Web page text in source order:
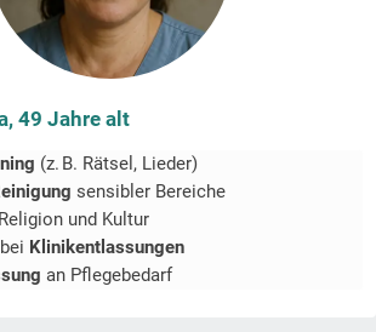
49 Jahre alt
(z. B. Rätsel, Lieder)
sensibler Bereiche
und Kultur
Klinikentlassungen
an Pflegebedarf